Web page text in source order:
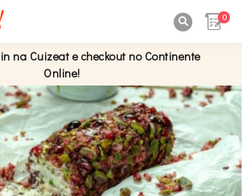
0
na Cuizeat e checkout no Continente
Online!